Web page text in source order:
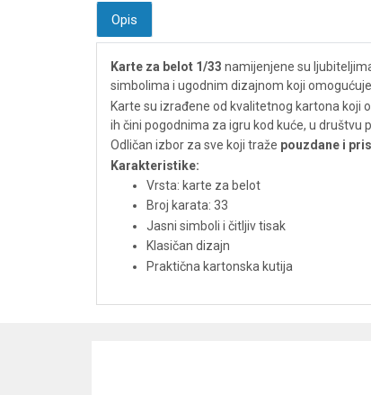
Opis
Karte za belot 1/33 namijenjene su
simbolima i ugodnim dizajnom koji
Karte su izrađene od kvalitetnog kartona koji
ih čini pogodnima za igru kod kuće, u društvu
Odličan izbor za sve koji traže pouzdane i
Karakteristike:
Vrsta: karte za belot
Broj karata: 33
Jasni simboli i čitljiv tisak
Klasičan dizajn
Praktična kartonska kutija